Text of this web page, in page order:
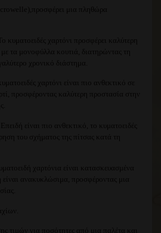
μια πληθώρα
Το κυματοειδές χαρτόνι προσφέρει καλύτερη
τα μονοφύλλα κουτιά, διατηρώντας τη
χρονικό διάστημα.
χαρτόνι είναι πιο ανθεκτικό σε
προσφέροντας καλύτερη προστασία στην
Επειδή είναι πιο ανθεκτικό, το κυματοειδές
του σχήματος της πίτσας κατά τη
χαρτόνια είναι κατασκευασμένα
ανακυκλώσιμα, προσφέροντας μια
τιμών για ποσότητες από μια παλέτα και